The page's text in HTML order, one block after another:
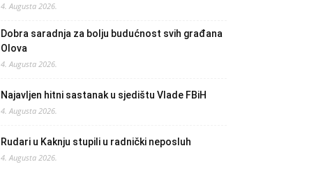
4. Augusta 2026.
Dobra saradnja za bolju budućnost svih građana
Olova
4. Augusta 2026.
Najavljen hitni sastanak u sjedištu Vlade FBiH
4. Augusta 2026.
Rudari u Kaknju stupili u radnički neposluh
4. Augusta 2026.